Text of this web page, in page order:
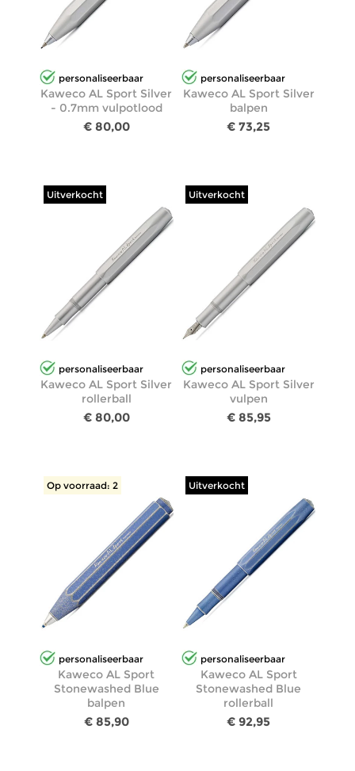
personaliseerbaar
Kaweco AL Sport Silver
- 0.7mm vulpotlood
€ 80,00
personaliseerbaar
Kaweco AL Sport Silver
balpen
€ 73,25
personaliseerbaar
Uitverkocht
Kaweco AL Sport Silver
rollerball
€ 80,00
personaliseerbaar
Uitverkocht
Kaweco AL Sport Silver
vulpen
€ 85,95
personaliseerbaar
Op voorraad: 2
Kaweco AL Sport
Stonewashed Blue
balpen
€ 85,90
personaliseerbaar
Uitverkocht
Kaweco AL Sport
Stonewashed Blue
rollerball
€ 92,95